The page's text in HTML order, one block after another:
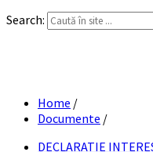
Search:
Home /
Documente /
DECLARATIE